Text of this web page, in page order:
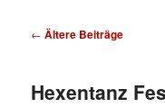
Beitragsnavigation
← Ältere Beiträge
Hexentanz